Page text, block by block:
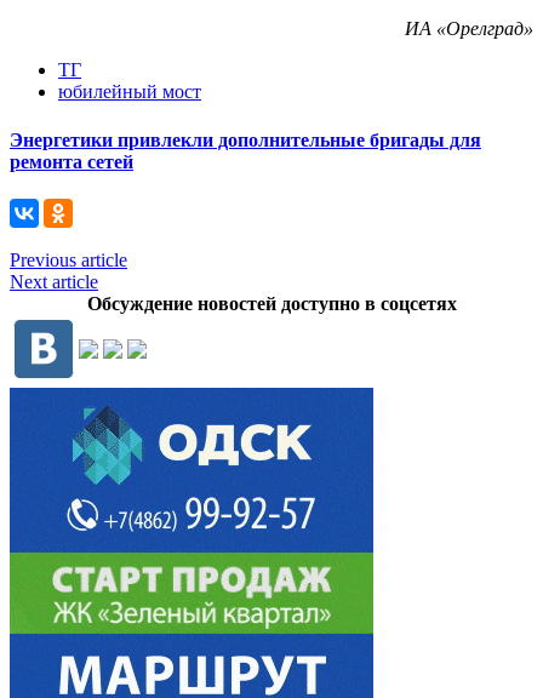
ИА «Орелград»
ТГ
юбилейный мост
Энергетики привлекли дополнительные бригады для
ремонта сетей
Previous article
Next article
Обсуждение новостей доступно в соцсетях